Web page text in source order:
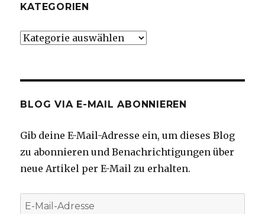
KATEGORIEN
Kategorien
BLOG VIA E-MAIL ABONNIEREN
Gib deine E-Mail-Adresse ein, um dieses Blog
zu abonnieren und Benachrichtigungen über
neue Artikel per E-Mail zu erhalten.
E-